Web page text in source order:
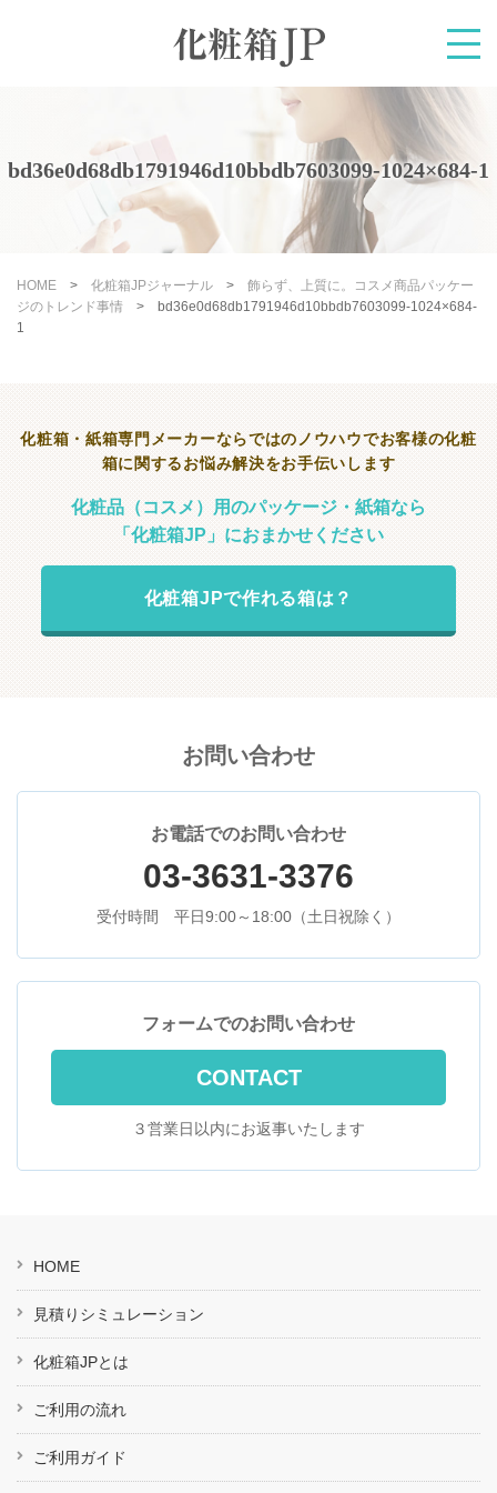
bd36e0d68db1791946d10bbdb7603099-1024×684-1
HOME > 化粧箱JPジャーナル > 飾らず、上質に。コスメ商品パッケー
ジのトレンド事情 > bd36e0d68db1791946d10bbdb7603099-1024×684-
1
化粧箱・紙箱専門メーカーならではのノウハウでお客様の化粧
箱に関するお悩み解決をお手伝いします
化粧品（コスメ）用のパッケージ・紙箱なら
「化粧箱JP」におまかせください
化粧箱JPで作れる箱は？
お問い合わせ
お電話でのお問い合わせ
03-3631-3376
受付時間 平日9:00～18:00（土日祝除く）
フォームでのお問い合わせ
CONTACT
３営業日以内にお返事いたします
HOME
見積りシミュレーション
化粧箱JPとは
ご利用の流れ
ご利用ガイド